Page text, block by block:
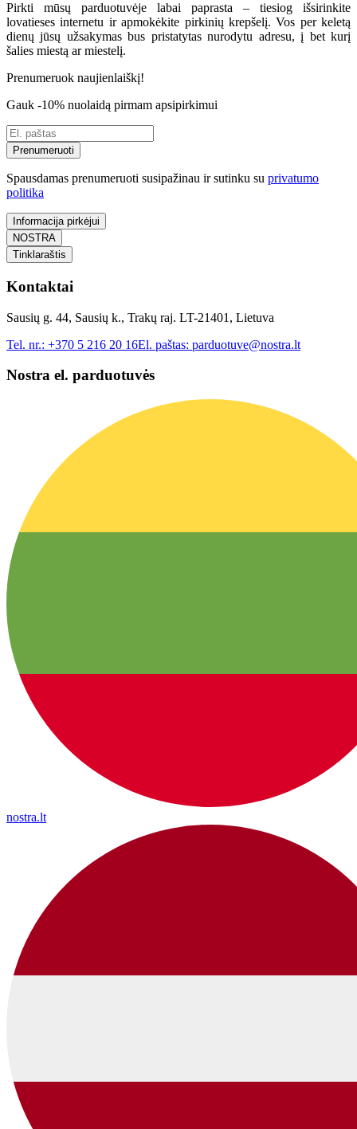
Pirkti mūsų parduotuvėje labai paprasta – tiesiog išsirinkite
lovatieses internetu ir apmokėkite pirkinių krepšelį. Vos per keletą
dienų jūsų užsakymas bus pristatytas nurodytu adresu, į bet kurį
šalies miestą ar miestelį.
Prenumeruok naujienlaiškį!
Gauk -10% nuolaidą pirmam apsipirkimui
Prenumeruoti
Spausdamas prenumeruoti susipažinau ir sutinku su privatumo
politika
Informacija pirkėjui
NOSTRA
Tinklaraštis
Kontaktai
Sausių g. 44, Sausių k., Trakų raj. LT-21401, Lietuva
Tel. nr.: +370 5 216 20 16El. paštas: parduotuve@nostra.lt
Nostra el. parduotuvės
nostra.lt